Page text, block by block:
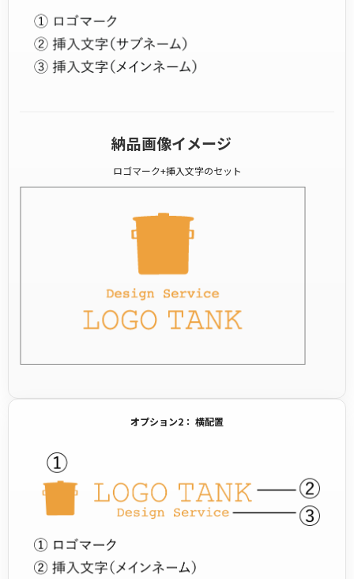
納品画像イメージ
ロゴマーク+挿入文字のセット
オプション2： 横配置